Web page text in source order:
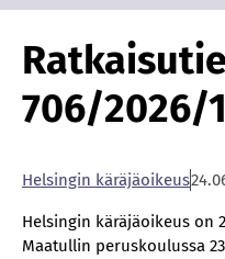
706/2026/
Hel­sin­gin kä­rä­jä­oi­keus
Helsingin käräjäoikeus on
Maatullin peruskoulussa